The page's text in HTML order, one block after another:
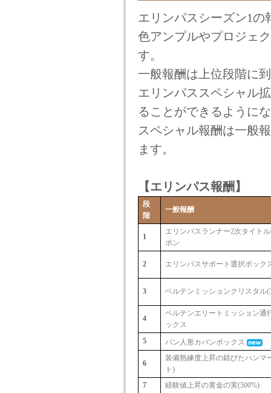
エリンパスシーズン1の
色アンプルやプロジェ
す。
一般報酬は上位段階に
エリンパススペシャル
ることができるように
スペシャル報酬は一般
ます。
【エリンパス報酬】
段
階
一般報酬
1
エリンパスランナー2次タイト
ポン
2 エリンパスサポート選択ボック
3 ベルテンミッションクリスタル
4
ベルテンエリートミッション通
ックス
5
パン人形カバンボックス
6
装備熟練度上昇の錆びたハンマ
ト)
7
経験値上昇の黄金の実(500%)